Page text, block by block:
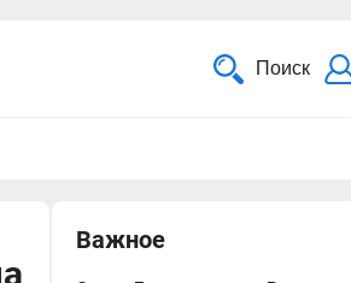
Поиск
Важное